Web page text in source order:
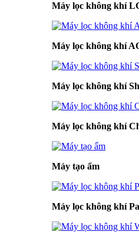
Máy lọc không khí
Máy lọc không khí
Máy lọc không khí
Máy lọc không khí
Máy tạo ẩm
Máy lọc không khí